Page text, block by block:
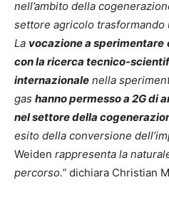
nell’ambito della
settore agricolo
La vocazione a sperimentare
con la ricerca tecnico-
internazionale nella
gas hanno permesso a 2G di
nel settore della
esito della conversione
Weiden rappresenta la
percorso.” dichiara Christian